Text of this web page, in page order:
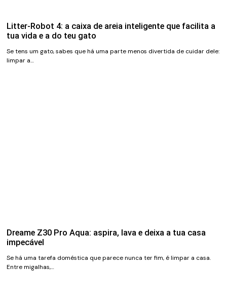
Litter-Robot 4: a caixa de areia inteligente que facilita a
tua vida e a do teu gato
Se tens um gato, sabes que há uma parte menos divertida de cuidar dele:
limpar a…
Dreame Z30 Pro Aqua: aspira, lava e deixa a tua casa
impecável
Se há uma tarefa doméstica que parece nunca ter fim, é limpar a casa.
Entre migalhas,…